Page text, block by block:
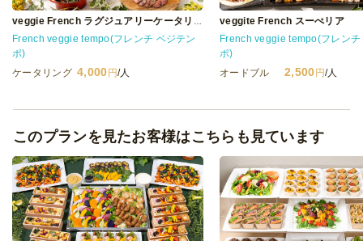
veggie French ラグジュアリーケータリング
French veggie tempo(フレンチ ベジテン
ポ)
ケータリング 4,000 円/人
veggite French スーぺリア
French veggie tempo(フレンチ
ポ)
オードブル
2,500 円/人
このプランを見たお客様はこちらも見ています